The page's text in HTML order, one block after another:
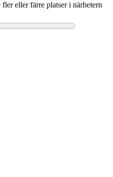
eller färre platser i närhetern